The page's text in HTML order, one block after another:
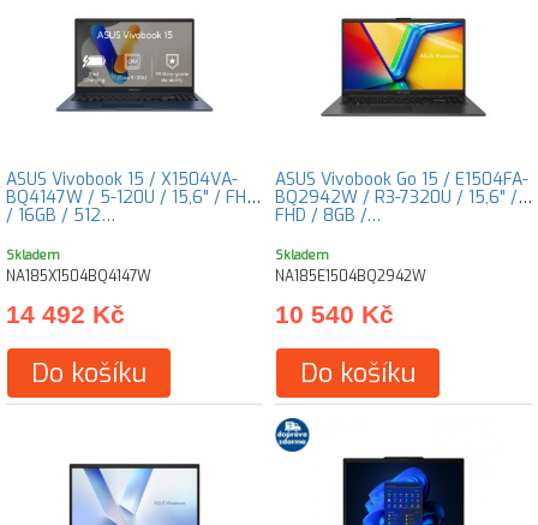
ASUS Vivobook 15 / X1504VA-
BQ4147W / 5-120U / 15,6" / FHD
/ 16GB / 512…
Skladem
NA185X1504BQ4147W
14 492 Kč
Do košíku
ASUS Vivobook Go 15 / E1504FA-
BQ2942W / R3-7320U / 15,6" /
FHD / 8GB /…
Skladem
NA185E1504BQ2942W
10 540 Kč
Do košíku